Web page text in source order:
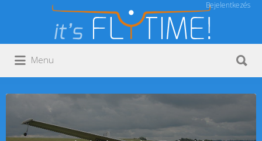
Bejelentkezés
Keresés:
Menu